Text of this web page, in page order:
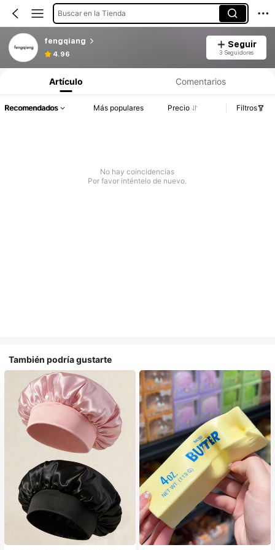
Buscar en la Tienda
fengqiang
4.96
Seguir
3 Seguidores
Artículo Comentarios
Recomendados Más populares Precio Filtros
No hay coincidencias
Por favor inténtelo de nuevo.
También podría gustarte